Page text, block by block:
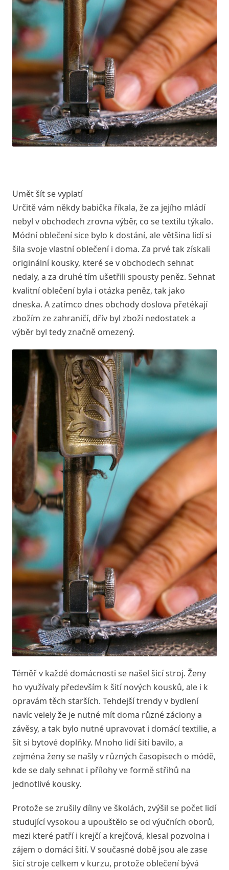
Umět šít se vyplatí
Určitě vám někdy babička říkala, že za jejího mládí
nebyl v obchodech zrovna výběr, co se textilu týkalo.
Módní oblečení sice bylo k dostání, ale většina lidí si
šila svoje vlastní oblečení i doma. Za prvé tak získali
originální kousky, které se v obchodech sehnat
nedaly, a za druhé tím ušetřili spousty peněz. Sehnat
kvalitní oblečení byla i otázka peněz, tak jako
dneska. A zatímco dnes obchody doslova přetékají
zbožím ze zahraničí, dřív byl zboží nedostatek a
výběr byl tedy značně omezený.
Téměř v každé domácnosti se našel šicí stroj. Ženy
ho využívaly především k šití nových kousků, ale i k
opravám těch starších. Tehdejší trendy v bydlení
navíc velely že je nutné mít doma různé záclony a
závěsy, a tak bylo nutné upravovat i domácí textilie, a
šít si bytové doplňky. Mnoho lidí šití bavilo, a
zejména ženy se našly v různých časopisech o módě,
kde se daly sehnat i přílohy ve formě střihů na
jednotlivé kousky.
Protože se zrušily dílny ve školách, zvýšil se počet lidí
studující vysokou a upouštělo se od výučních oborů,
mezi které patří i krejčí a krejčová, klesal pozvolna i
zájem o domácí šití. V současné době jsou ale zase
šicí stroje celkem v kurzu, protože oblečení bývá